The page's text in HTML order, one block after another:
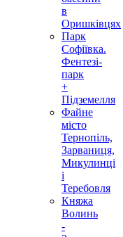
в
Оришківцях
Парк
Софіївка.
Фентезі-
парк
+
Підземелля
Файне
місто
Тернопіль,
Зарваниця,
Микулинці
і
Теребовля
Княжа
Волинь
-